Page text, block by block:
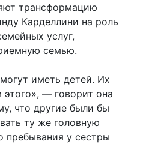
трансформацию
Карделлини на роль
услуг,
семью.
иметь детей. Их
— говорит она
что другие были бы
ту же головную
пребывания у сестры